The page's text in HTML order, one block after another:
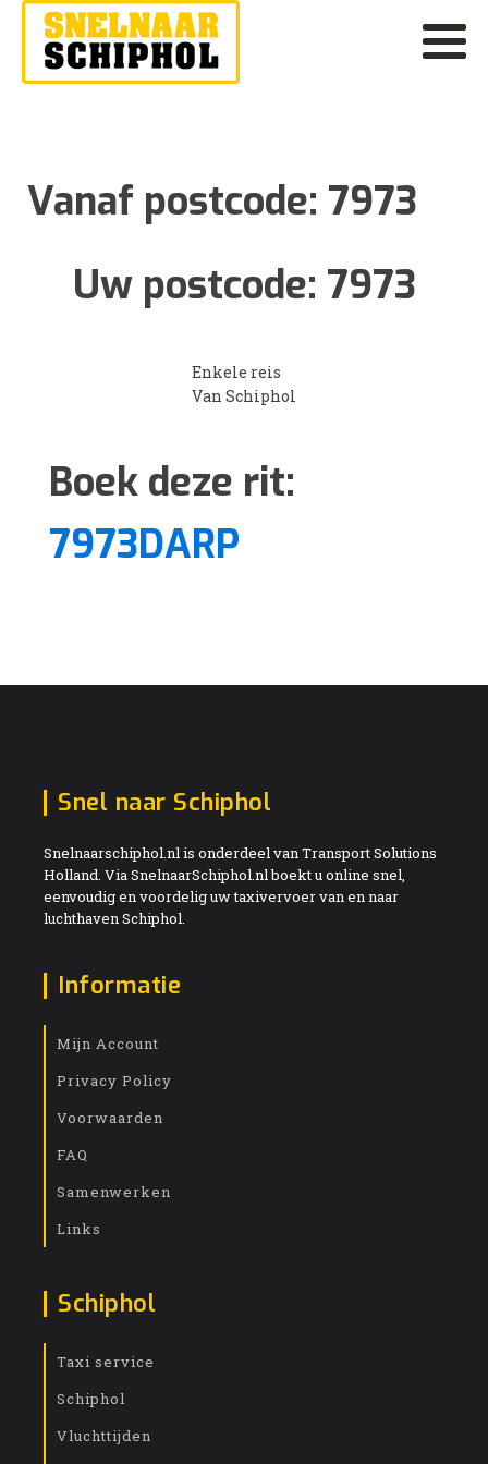
Vanaf postcode: 7973
Uw postcode: 7973
Enkele reis
Van Schiphol
Boek deze rit:
7973DARP
Snel naar Schiphol
Snelnaarschiphol.nl is onderdeel van Transport Solutions
Holland. Via SnelnaarSchiphol.nl boekt u online snel,
eenvoudig en voordelig uw taxivervoer van en naar
luchthaven Schiphol.
Informatie
Mijn Account
Privacy Policy
Voorwaarden
FAQ
Samenwerken
Links
Schiphol
Taxi service
Schiphol
Vluchttijden